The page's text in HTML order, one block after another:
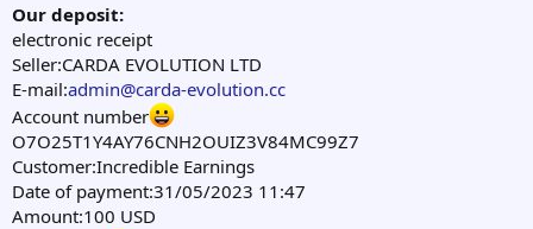
Our deposit:
electronic receipt
Seller:CARDA EVOLUTION LTD
E-mail:admin@carda-evolution.cc
Account number
O7O25T1Y4AY76CNH2OUIZ3V84MC99Z7
Customer:Incredible Earnings
Date of payment:31/05/2023 11:47
Amount:100 USD